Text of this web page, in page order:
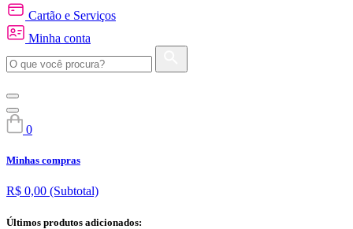
Cartão e Serviços
Minha conta
0
Minhas compras
R$ 0,00 (Subtotal)
Últimos produtos adicionados: